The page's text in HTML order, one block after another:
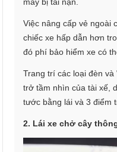
Việc nâng cấp vẻ ngoài
chiếc xe hấp dẫn hơn
đó phí bảo hiểm xe có
Trang trí các loại đèn
trở tầm nhìn của tài xế,
tước bằng lái và 3 điểm
2. Lái xe chở cây